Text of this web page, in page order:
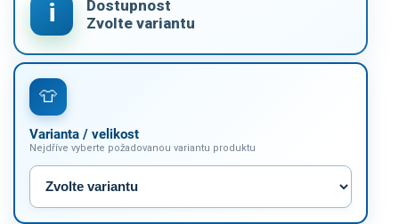
Varianta / velikost
Nejdříve vyberte požadovanou variantu produktu